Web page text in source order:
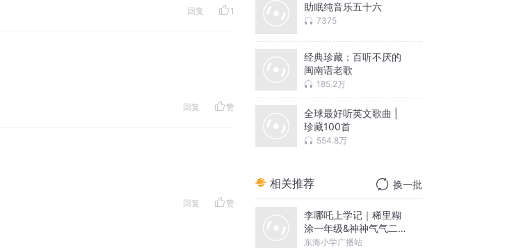
回复 1
回复 赞
回复 赞
助眠纯音乐五十六
7375
经典珍藏：百听不厌的
闽南语老歌
185.2万
全球最好听英文歌曲 |
珍藏100首
554.8万
相关推荐 换一批
李哪吒上学记｜稀里糊
涂一年级&神神气气二年
级
东海小学广播站